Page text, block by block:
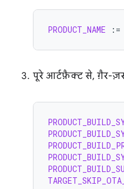
PRODUCT_NAME :=
पूरे आर्टफ़ैक्ट से, ग़ैर-